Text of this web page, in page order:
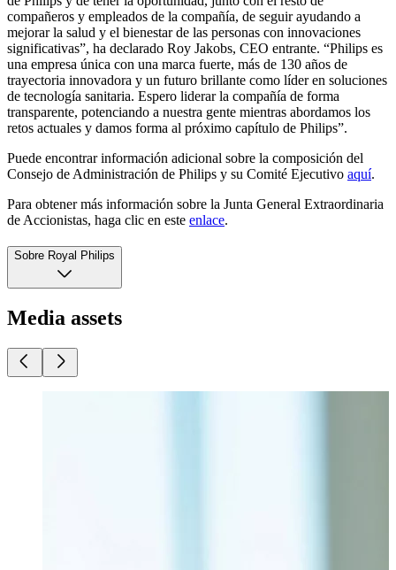
compañeros y empleados de la compañía, de seguir ayudando a
mejorar la salud y el bienestar de las personas con innovaciones
significativas”, ha declarado Roy Jakobs, CEO entrante. “Philips es
una empresa única con una marca fuerte, más de 130 años de
trayectoria innovadora y un futuro brillante como líder en soluciones
de tecnología sanitaria. Espero liderar la compañía de forma
transparente, potenciando a nuestra gente mientras abordamos los
retos actuales y damos forma al próximo capítulo de Philips”.
Puede encontrar información adicional sobre la composición del
Consejo de Administración de Philips y su Comité Ejecutivo aquí.
Para obtener más información sobre la Junta General Extraordinaria
de Accionistas, haga clic en este enlace.
Sobre Royal Philips
Media assets